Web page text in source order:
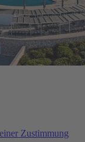
Zustimmung